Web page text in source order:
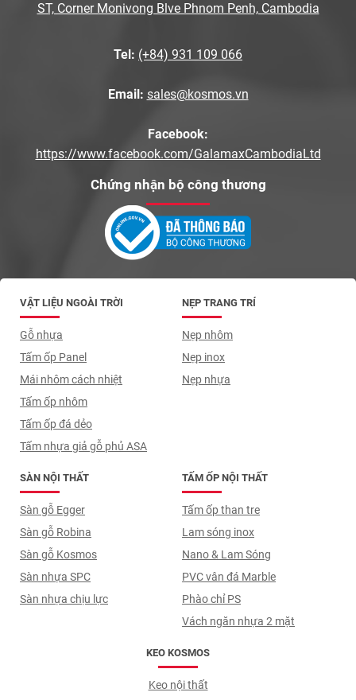
ST, Corner Monivong Blve Phnom Penh, Cambodia
Tel: (+84) 931 109 066
Email: sales@kosmos.vn
Facebook:
https://www.facebook.com/GalamaxCambodiaLtd
Chứng nhận bộ công thương
VẬT LIỆU NGOÀI TRỜI
Gỗ nhựa
Tấm ốp Panel
Mái nhôm cách nhiệt
Tấm ốp nhôm
Tấm ốp đá dẻo
Tấm nhựa giả gỗ phủ ASA
TẤM ỐP NỘI THẤT
Tấm ốp than tre
Lam sóng inox
Nano & Lam Sóng
PVC vân đá Marble
Phào chỉ PS
Vách ngăn nhựa 2 mặt
SÀN NỘI THẤT
Sàn gỗ Egger
Sàn gỗ Robina
Sàn gỗ Kosmos
Sàn nhựa SPC
Sàn nhựa chịu lực
NẸP TRANG TRÍ
Nẹp nhôm
Nẹp inox
Nẹp nhựa
KEO KOSMOS
Keo nội thất